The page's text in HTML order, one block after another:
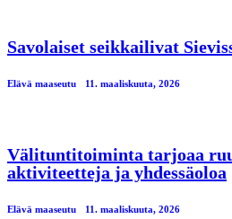
Savolaiset seikkailivat
Elävä maaseutu 11. maaliskuuta, 2026
Välituntitoiminta tarjoaa
aktiviteetteja ja yhdessäoloa
Elävä maaseutu 11. maaliskuuta, 2026